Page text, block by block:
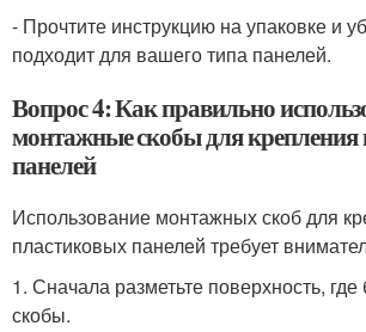
- Прочтите инструкцию на упаковке и
подходит для вашего типа панелей.
Вопрос 4: Как правильно
монтажные скобы для крепления
панелей
Использование монтажных скоб для
пластиковых панелей требует
1. Сначала разметьте поверхность, где
скобы.